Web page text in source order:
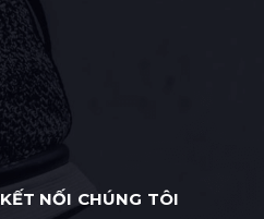
KẾT NỐI CHÚNG TÔI